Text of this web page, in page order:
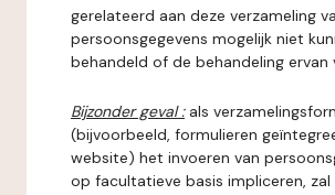
gerelateerd aan deze verzameling
persoonsgegevens mogelijk niet
behandeld of de behandeling ervan
Bijzonder geval : als
(bijvoorbeeld, formulieren
website) het invoeren van
op facultatieve basis impliceren, zal